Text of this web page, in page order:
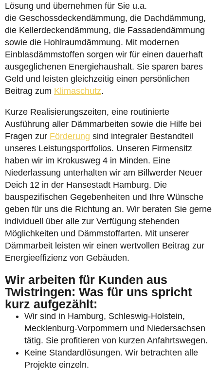
Lösung und übernehmen für Sie u.a.
die Geschossdeckendämmung, die Dachdämmung,
die Kellerdeckendämmung, die Fassadendämmung
sowie die Hohlraumdämmung. Mit modernen
Einblasdämmstoffen sorgen wir für einen dauerhaft
ausgeglichenen Energiehaushalt. Sie sparen bares
Geld und leisten gleichzeitig einen persönlichen
Beitrag zum Klimaschutz.
Kurze Realisierungszeiten, eine routinierte
Ausführung aller Dämmarbeiten sowie die Hilfe bei
Fragen zur Förderung sind integraler Bestandteil
unseres Leistungsportfolios. Unseren Firmensitz
haben wir im Krokusweg 4 in Minden. Eine
Niederlassung unterhalten wir am Billwerder Neuer
Deich 12 in der Hansestadt Hamburg. Die
bauspezifischen Gegebenheiten und Ihre Wünsche
geben für uns die Richtung an. Wir beraten Sie gerne
individuell über alle zur Verfügung stehenden
Möglichkeiten und Dämmstoffarten. Mit unserer
Dämmarbeit leisten wir einen wertvollen Beitrag zur
Energieeffizienz von Gebäuden.
Wir arbeiten für Kunden aus
Twistringen: Was für uns spricht
kurz aufgezählt:
Wir sind in Hamburg, Schleswig-Holstein,
Mecklenburg-Vorpommern und Niedersachsen
tätig. Sie profitieren von kurzen Anfahrtswegen.
Keine Standardlösungen. Wir betrachten alle
Projekte einzeln.